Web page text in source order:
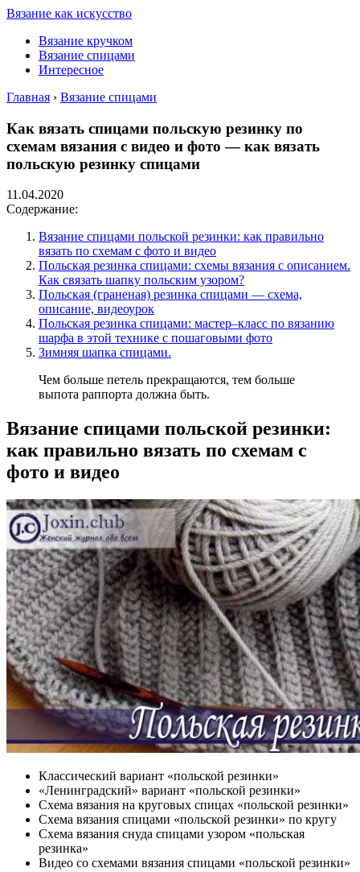
Вязание как искусство
Вязание кручком
Вязание спицами
Интересное
Главная › Вязание спицами
Как вязать спицами польскую резинку по
схемам вязания с видео и фото — как вязать
польскую резинку спицами
11.04.2020
Содержание:
Вязание спицами польской резинки: как правильно
вязать по схемам с фото и видео
Польская резинка спицами: схемы вязания с описанием.
Как связать шапку польским узором?
Польская (граненая) резинка спицами — схема,
описание, видеоурок
Польская резинка спицами: мастер–класс по вязанию
шарфа в этой технике с пошаговыми фото
Зимняя шапка спицами.
Чем больше петель прекращаются, тем больше
выпота раппорта должна быть.
Вязание спицами польской резинки:
как правильно вязать по схемам с
фото и видео
Классический вариант «польской резинки»
«Ленинградский» вариант «польской резинки»
Схема вязания на круговых спицах «польской резинки»
Схема вязания спицами «польской резинки» по кругу
Схема вязания снуда спицами узором «польская
резинка»
Видео со схемами вязания спицами «польской резинки»